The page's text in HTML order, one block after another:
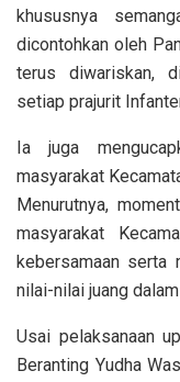
khususnya
dicontohkan oleh
terus diwariskan,
setiap prajurit
Ia juga
masyarakat
Menurutnya,
masyarakat
kebersamaan serta
nilai-nilai juang
Usai pelaksanaan
Beranting Yudha